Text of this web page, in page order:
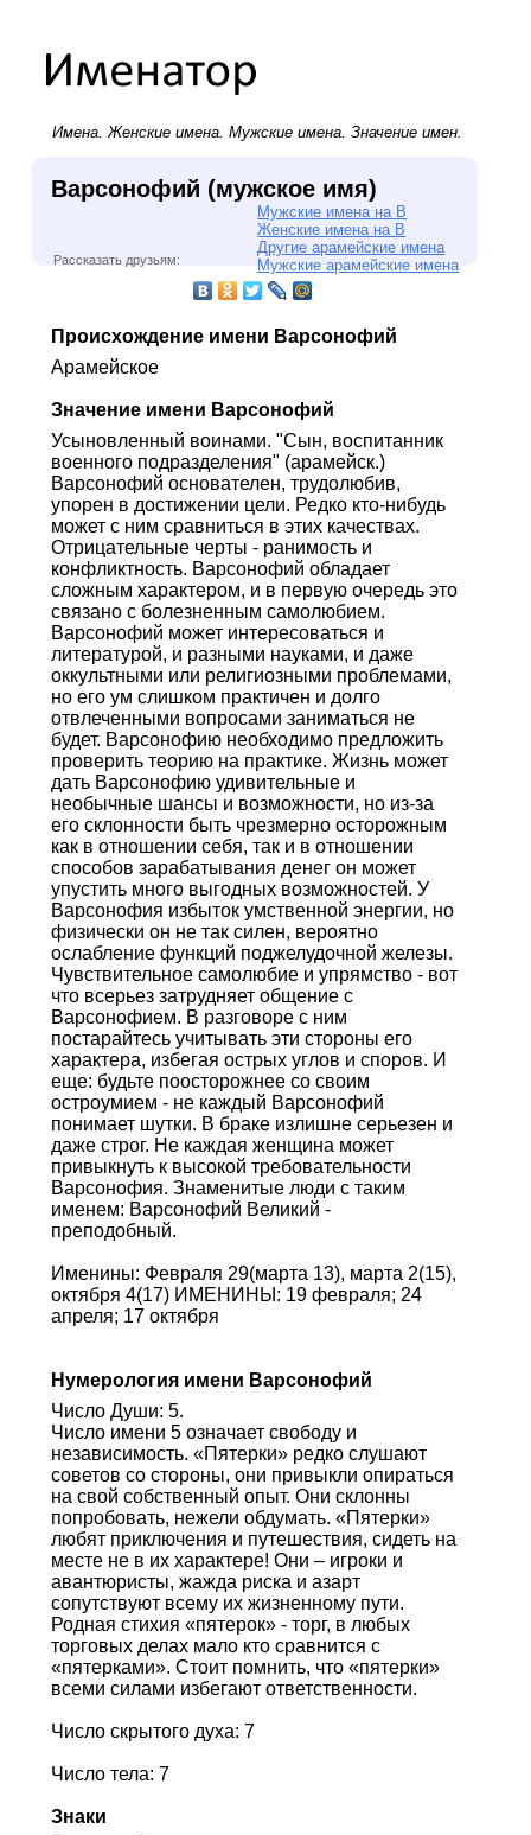
Имена.Женские имена. Мужские имена. Значение имен.
Варсонофий (мужское имя)
Мужские имена на В
Женские имена на В
Другие арамейские имена
Мужские арамейские имена
Рассказать друзьям:
Происхождение имени Варсонофий
Арамейское
Значение имени Варсонофий
Усыновленный воинами. "Сын, воспитанник
военного подразделения" (арамейск.)
Варсонофий основателен, трудолюбив,
упорен в достижении цели. Редко кто-нибудь
может с ним сравниться в этих качествах.
Отрицательные черты - ранимость и
конфликтность. Варсонофий обладает
сложным характером, и в первую очередь это
связано с болезненным самолюбием.
Варсонофий может интересоваться и
литературой, и разными науками, и даже
оккультными или религиозными проблемами,
но его ум слишком практичен и долго
отвлеченными вопросами заниматься не
будет. Варсонофию необходимо предложить
проверить теорию на практике. Жизнь может
дать Варсонофию удивительные и
необычные шансы и возможности, но из-за
его склонности быть чрезмерно осторожным
как в отношении себя, так и в отношении
способов зарабатывания денег он может
упустить много выгодных возможностей. У
Варсонофия избыток умственной энергии, но
физически он не так силен, вероятно
ослабление функций поджелудочной железы.
Чувствительное самолюбие и упрямство - вот
что всерьез затрудняет общение с
Варсонофием. В разговоре с ним
постарайтесь учитывать эти стороны его
характера, избегая острых углов и споров. И
еще: будьте поосторожнее со своим
остроумием - не каждый Варсонофий
понимает шутки. В браке излишне серьезен и
даже строг. Не каждая женщина может
привыкнуть к высокой требовательности
Варсонофия. Знаменитые люди с таким
именем: Варсонофий Великий -
преподобный.
Именины: Февраля 29(марта 13), марта 2(15),
октября 4(17) ИМЕНИНЫ: 19 февраля; 24
апреля; 17 октября
Нумерология имени Варсонофий
Число Души: 5.
Число имени 5 означает свободу и
независимость. «Пятерки» редко слушают
советов со стороны, они привыкли опираться
на свой собственный опыт. Они склонны
попробовать, нежели обдумать. «Пятерки»
любят приключения и путешествия, сидеть на
месте не в их характере! Они – игроки и
авантюристы, жажда риска и азарт
сопутствуют всему их жизненному пути.
Родная стихия «пятерок» - торг, в любых
торговых делах мало кто сравнится с
«пятерками». Стоит помнить, что «пятерки»
всеми силами избегают ответственности.
Число скрытого духа: 7
Число тела: 7
Знаки